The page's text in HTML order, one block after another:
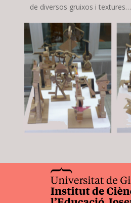
de diversos gruixos i textures…